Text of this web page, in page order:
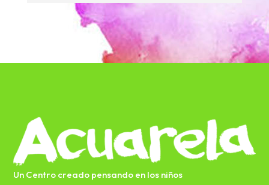
Un Centro creado pensando en los niños